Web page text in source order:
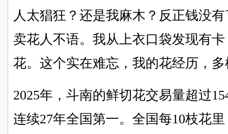
人太猖狂？还是我麻木？反正钱没
卖花人不语。我从上衣口袋发现有
花。这个实在难忘，我的花经历，
2025年，斗南的鲜切花交易量超过
连续27年全国第一。全国每10枝花